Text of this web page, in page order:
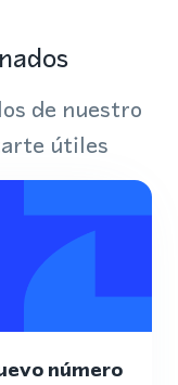
de nuestro
útiles
número